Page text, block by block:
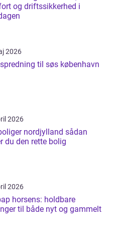
og driftssikkerhed i
2026
til søs københavn
2026
nordjylland sådan
du den rette bolig
2026
horsens: holdbare
til både nyt og gammelt